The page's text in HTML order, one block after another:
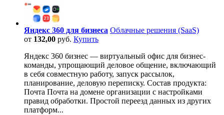
Яндекс 360 для бизнеса Облачные решения (SaaS)
от 132,00 руб. Купить
Яндекс 360 бизнес — виртуальный офис для бизнес-
команды, упрощающий деловое общение, включающий
в себя совместную работу, запуск рассылок,
планирование, деловую переписку. Состав продукта:
Почта Почта на домене организации с настройками
правид обработки. Простой переезд данных из других
платформ...